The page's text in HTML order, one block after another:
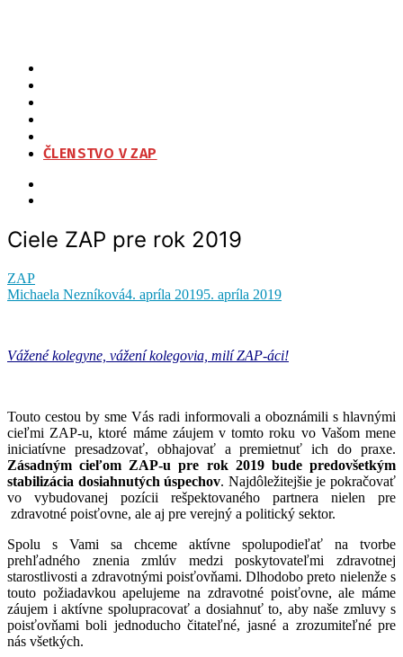
ČLENSTVO V ZAP
Ciele ZAP pre rok 2019
ZAP
Michaela Nezníková4. apríla 20195. apríla 2019
Vážené kolegyne, vážení kolegovia, milí ZAP-áci!
Touto cestou by sme Vás radi informovali a oboznámili s hlavnými
cieľmi ZAP-u, ktoré máme záujem v tomto roku vo Vašom mene
iniciatívne presadzovať, obhajovať a premietnuť ich do praxe.
Zásadným cieľom ZAP-u pre rok 2019 bude predovšetkým
stabilizácia dosiahnutých úspechov. Najdôležitejšie je pokračovať
vo vybudovanej pozícii rešpektovaného partnera nielen pre
zdravotné poisťovne, ale aj pre verejný a politický sektor.
Spolu s Vami sa chceme aktívne spolupodieľať na tvorbe
prehľadného znenia zmlúv medzi poskytovateľmi zdravotnej
starostlivosti a zdravotnými poisťovňami. Dlhodobo preto nielenže s
touto požiadavkou apelujeme na zdravotné poisťovne, ale máme
záujem i aktívne spolupracovať a dosiahnuť to, aby naše zmluvy s
poisťovňami boli jednoducho čitateľné, jasné a zrozumiteľné pre
nás všetkých.